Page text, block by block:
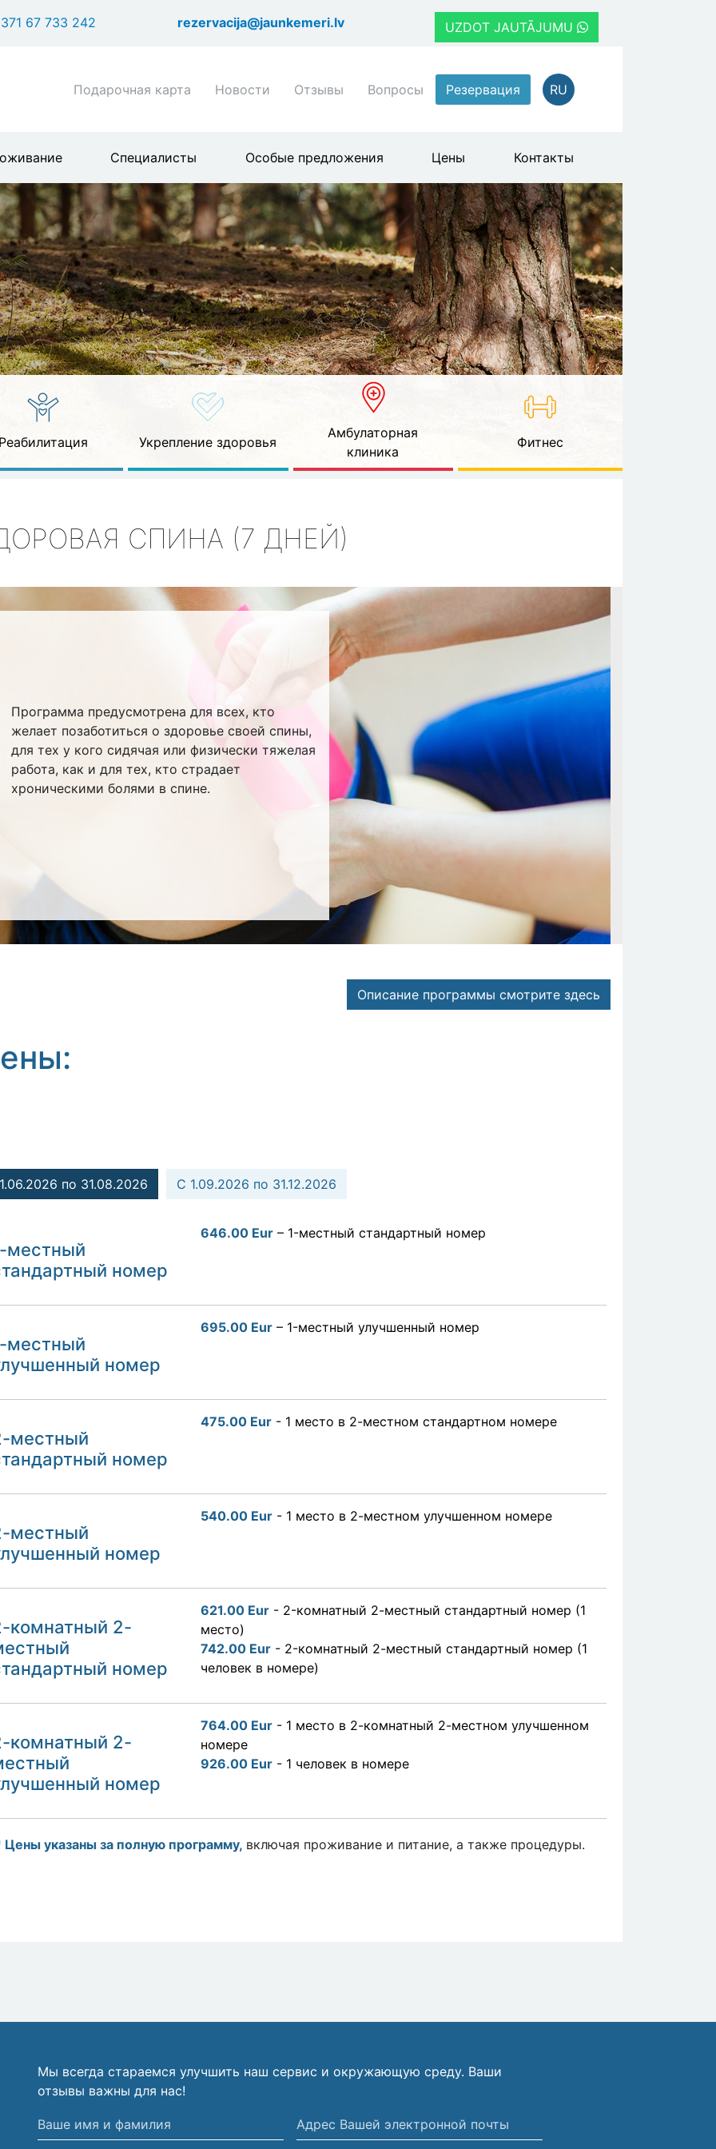
к
67 733 242 rezervacija@jaunkemeri.lv UZDOT JAUTĀJUMU
Shortcuts
menu
Подарочная карта Новости Отзывы Вопросы Резервация RU
Специалисты Особые предложения Цены Контакты
Укрепление здоровья
Амбулаторная
клиника
Фитнес
СПИНА (7 ДНЕЙ)
Программа предусмотрена для всех, кто
желает позаботиться о здоровье своей спины,
для тех у кого сидячая или физически тяжелая
работа, как и для тех, кто страдает
хроническими болями в спине.
Описание программы смотрите здесь
по 31.08.2026 C 1.09.2026 по 31.12.2026
местный
номер
646.00 Eur– 1-местный стандартный номер
местный
номер
695.00 Eur– 1-местный улучшенный номер
местный
номер
475.00 Eur- 1 место в 2-местном стандартном номере
местный
номер
540.00 Eur- 1 место в 2-местном улучшенном номере
-комнатный 2-
номер
621.00 Eur- 2-комнатный 2-местный стандартный номер (1
место)
742.00 Eur- 2-комнатный 2-местный стандартный номер (1
человек в номере)
-комнатный 2-
номер
764.00 Eur- 1 место в 2-комнатный 2-местном улучшенном
номере
926.00 Eur- 1 человек в номере
указаны за полную программу, включая проживание и питание, а также процедуры.
Мы всегда стараемся улучшить наш сервис и окружающую среду. Ваши
отзывы важны для нас!
Ваше
имя
Адрес
Вашей